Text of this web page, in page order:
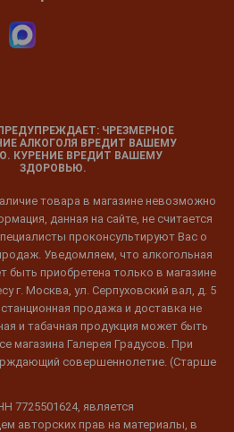
ЧРЕЗМЕРНОЕ
АЛКОГОЛЯ ВРЕДИТ ВАШЕМУ
КУРЕНИЕ ВРЕДИТ ВАШЕМУ
ЗДОРОВЬЮ.
товара в магазине невозможно
данная на сайте, не считается
проконсультируют Вас о
Уведомляем, что алкогольная
быть приобретена только в магазине
г. Москва, ул. Серпуховский вал, д. 5
продажа и доставка не
и табачная продукция может быть
магазина Галерея Градусов. При
совершеннолетие. (Старше
7725501624, является
авторских прав на материалы, в